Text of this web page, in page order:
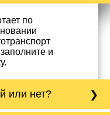
по
и
или нет?